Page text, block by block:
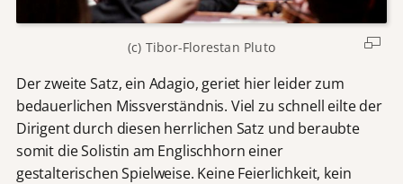
(c) Tibor-Florestan Pluto
Der zweite Satz, ein Adagio, geriet hier leider zum
bedauerlichen Missverständnis. Viel zu schnell eilte der
Dirigent durch diesen herrlichen Satz und beraubte
somit die Solistin am Englischhorn einer
gestalterischen Spielweise. Keine Feierlichkeit, kein